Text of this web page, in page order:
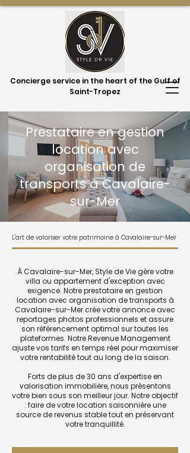
Concierge service in the heart of the Gulf of
Saint-Tropez
Prestataire en gestion
location avec
organisation de
transports à Cavalaire-
sur-Mer
L'art de valoriser votre patrimoine à Cavalaire-sur-Mer
À Cavalaire-sur-Mer, Style de Vie gère votre
villa ou appartement d'exception avec
exigence. Notre prestataire en gestion
location avec organisation de transports à
Cavalaire-sur-Mer crée votre annonce avec
reportages photos professionnels et assure
son référencement optimal sur toutes les
plateformes. Notre Revenue Management
ajuste vos tarifs en temps réel pour maximiser
votre rentabilité tout au long de la saison.
Forts de plus de 30 ans d'expertise en
valorisation immobilière, nous présentons
votre bien sous son meilleur jour. Notre objectif
: faire de votre location saisonnière une
source de revenus stable tout en préservant
votre tranquillité.